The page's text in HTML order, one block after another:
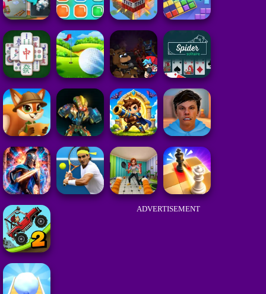
ADVERTISEMENT